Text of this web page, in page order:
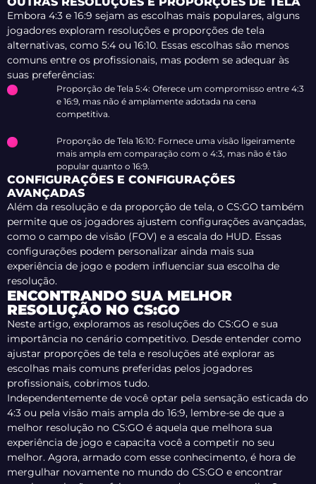
Embora 4:3 e 16:9 sejam as escolhas mais populares, alguns
jogadores exploram resoluções e proporções de tela
alternativas, como 5:4 ou 16:10. Essas escolhas são menos
comuns entre os profissionais, mas podem se adequar às
suas preferências:
Proporção de Tela 5:4: Oferece um compromisso entre 4:3
e 16:9, mas não é amplamente adotada na cena
competitiva.
Proporção de Tela 16:10: Fornece uma visão ligeiramente
mais ampla em comparação com o 4:3, mas não é tão
popular quanto o 16:9.
CONFIGURAÇÕES E CONFIGURAÇÕES
AVANÇADAS
Além da resolução e da proporção de tela, o CS:GO também
permite que os jogadores ajustem configurações avançadas,
como o campo de visão (FOV) e a escala do HUD. Essas
configurações podem personalizar ainda mais sua
experiência de jogo e podem influenciar sua escolha de
resolução.
ENCONTRANDO SUA MELHOR
RESOLUÇÃO NO CS:GO
Neste artigo, exploramos as resoluções do CS:GO e sua
importância no cenário competitivo. Desde entender como
ajustar proporções de tela e resoluções até explorar as
escolhas mais comuns preferidas pelos jogadores
profissionais, cobrimos tudo.
Independentemente de você optar pela sensação esticada do
4:3 ou pela visão mais ampla do 16:9, lembre-se de que a
melhor resolução no CS:GO é aquela que melhora sua
experiência de jogo e capacita você a competir no seu
melhor. Agora, armado com esse conhecimento, é hora de
mergulhar novamente no mundo do CS:GO e encontrar